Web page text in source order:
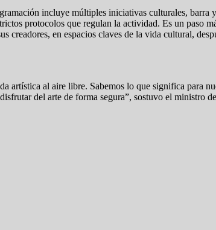
incluye múltiples iniciativas culturales, barra
protocolos que regulan la actividad. Es un paso
en espacios claves de la vida cultural,
artística al aire libre. Sabemos lo que significa para
del arte de forma segura”, sostuvo el ministro